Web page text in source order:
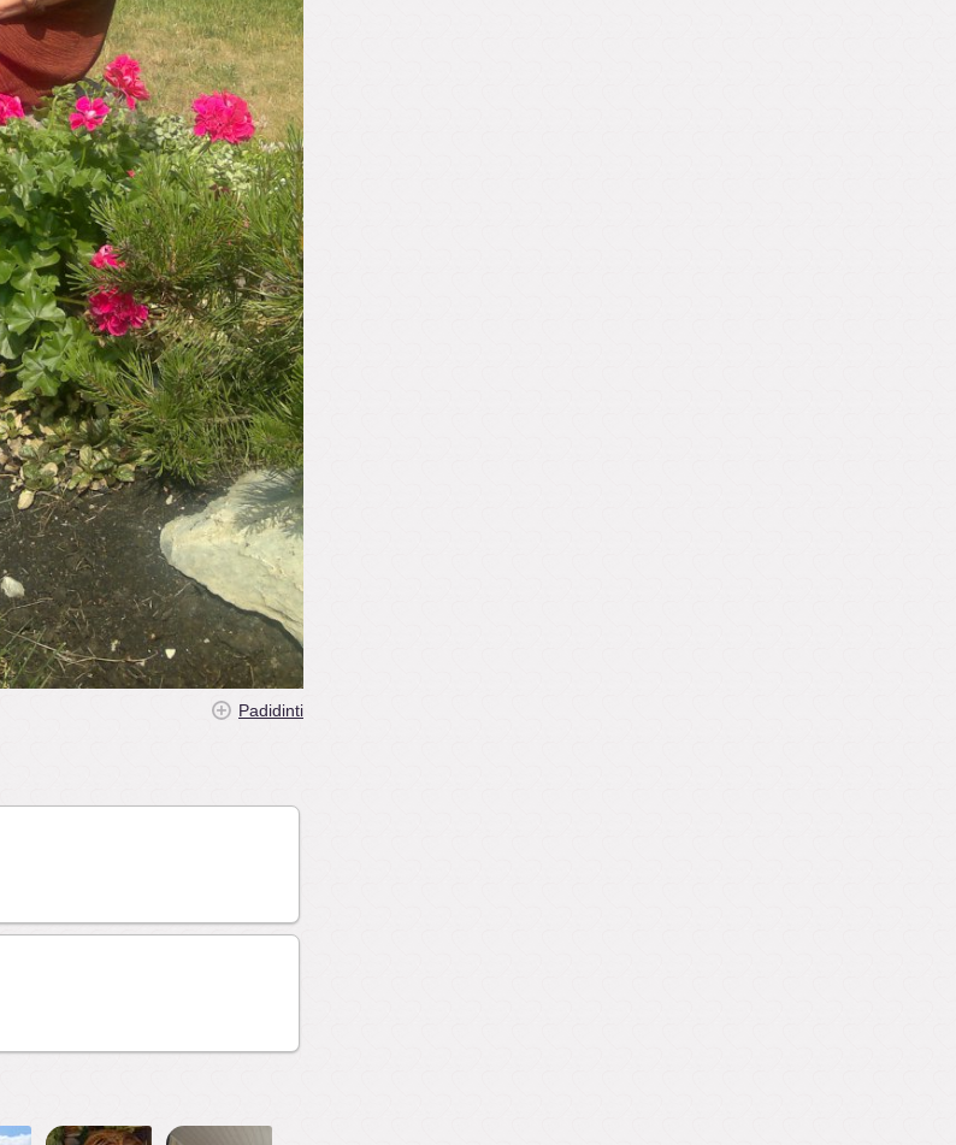
Padidinti